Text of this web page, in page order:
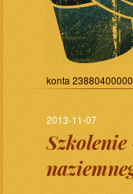
konta
2013-11-07